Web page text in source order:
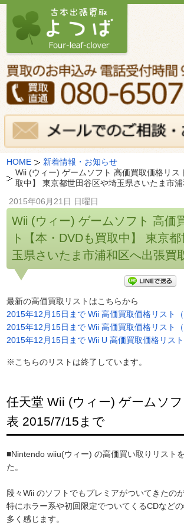
HOME
新着情報・お知らせ
Wii (ウィー) ゲームソフト 高価買取価格リス
取中】 東京都世田谷区や埼玉県さいたま市
2015年06月21日 日曜日
Wii (ウィー) ゲームソフト 高価
ト【本・DVDも買取中】 東京
玉県さいたま市浦和区へ出張買
最新の高価買取リストはこちらから
2015年12月15日まで Wii 高価買取価格リスト（
2015年12月15日まで Wii 高価買取価格リスト（
2015年12月15日まで Wii U 高価買取価格リスト
※こちらのリストは終了しています。
任天堂 Wii (ウィー) ゲームソ
表 2015/7/15まで
■Nintendo wiiu(ウィー) の高価買い取りリスト
た。
段々Wii のソフトでもプレミアがついてきたの
特にホラー系や初回限定でついてくるCDなど
多く感じます。